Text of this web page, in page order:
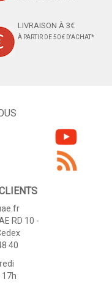
LIVRAISON À 3€
À PARTIR DE 50 € D'ACHAT*
RD 10 -
40